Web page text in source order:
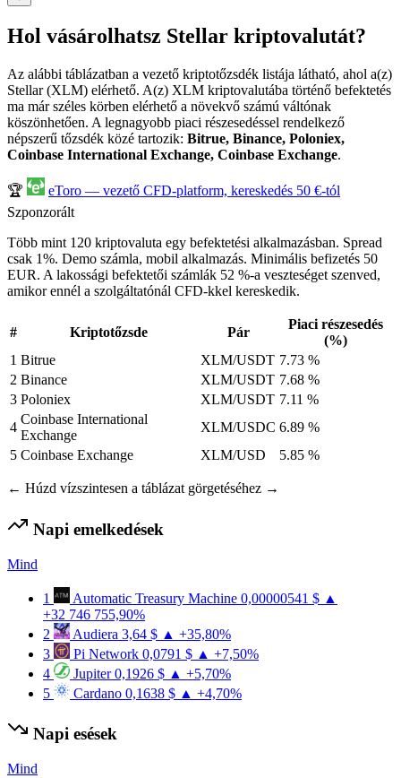
Hol vásárolhatsz Stellar kriptovalutát?
Az alábbi táblázatban a vezető kriptotőzsdék listája látható, ahol a(z)
Stellar (XLM) elérhető. A(z) XLM kriptovalutába történő befektetés
ma már széles körben elérhető a növekvő számú váltónak
köszönhetően. A legnagyobb piaci részesedéssel rendelkező
népszerű tőzsdék közé tartozik: Bitrue, Binance, Poloniex,
Coinbase International Exchange, Coinbase Exchange.
🏆
eToro — vezető CFD-platform, kereskedés 50 €-tól
Szponzorált
Több mint 120 kriptovaluta egy befektetési alkalmazásban. Spread
csak 1%. Demo számla, mobil alkalmazás. Minimális befizetés 50
EUR. A lakossági befektetői számlák 52 %-a veszteséget szenved,
amikor ennél a szolgáltatónál CFD-kkel kereskedik.
# Kriptotőzsde Pár
Piaci részesedés
(%)
1 Bitrue XLM/USDT 7.73 %
2 Binance XLM/USDT 7.68 %
3 Poloniex XLM/USDT 7.11 %
4
Coinbase International
Exchange
XLM/USDC 6.89 %
5 Coinbase Exchange XLM/USD 5.85 %
← Húzd vízszintesen a táblázat görgetéséhez →
Napi emelkedések
Mind
1 Automatic Treasury Machine 0,00000541 $ ▲
+32 746 755,90%
2
Audiera 3,64 $ ▲ +35,80%
3
Pi Network 0,0791 $ ▲ +7,50%
4
Jupiter 0,1926 $ ▲ +5,70%
5
Cardano 0,1638 $ ▲ +4,70%
Napi esések
Mind